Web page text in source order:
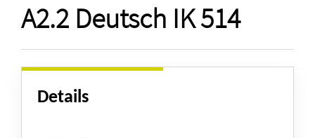
A2.2 Deutsch IK 514
Details